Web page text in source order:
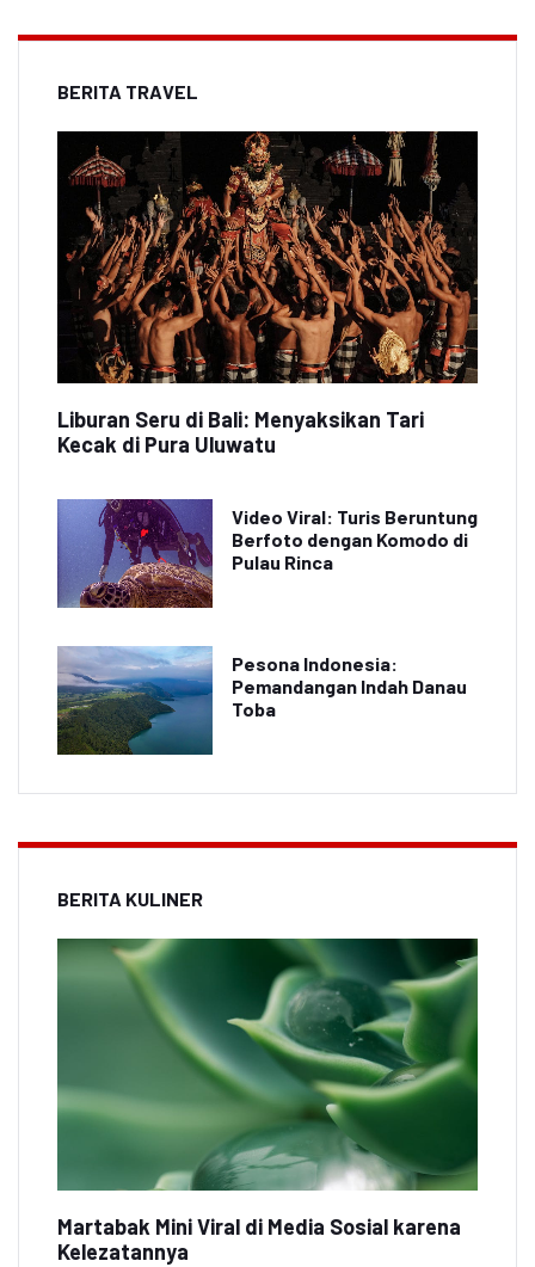
BERITA TRAVEL
Liburan Seru di Bali: Menyaksikan Tari
Kecak di Pura Uluwatu
Video Viral: Turis Beruntung
Berfoto dengan Komodo di
Pulau Rinca
Pesona Indonesia:
Pemandangan Indah Danau
Toba
BERITA KULINER
Martabak Mini Viral di Media Sosial karena
Kelezatannya